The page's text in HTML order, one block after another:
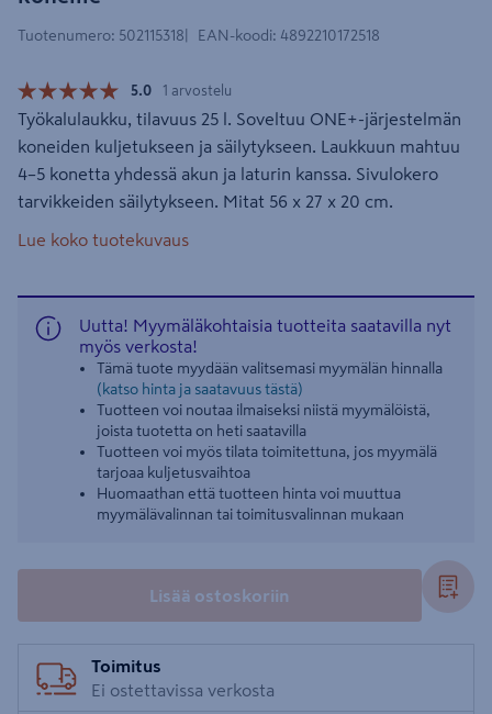
Tuotenumero: 502115318 EAN-koodi: 4892210172518
5.0 1 arvostelu
Työkalulaukku, tilavuus 25 l. Soveltuu ONE+-järjestelmän
koneiden kuljetukseen ja säilytykseen. Laukkuun mahtuu
4–5 konetta yhdessä akun ja laturin kanssa. Sivulokero
tarvikkeiden säilytykseen. Mitat 56 x 27 x 20 cm.
Lue koko tuotekuvaus
Uutta! Myymäläkohtaisia tuotteita saatavilla nyt
myös verkosta!
Tämä tuote myydään valitsemasi myymälän hinnalla
(katso hinta ja saatavuus tästä)
Tuotteen voi noutaa ilmaiseksi niistä myymälöistä,
joista tuotetta on heti saatavilla
Tuotteen voi myös tilata toimitettuna, jos myymälä
tarjoaa kuljetusvaihtoa
Huomaathan että tuotteen hinta voi muuttua
myymälävalinnan tai toimitusvalinnan mukaan
Lisää ostoskoriin
Toimitus
Ei ostettavissa verkosta